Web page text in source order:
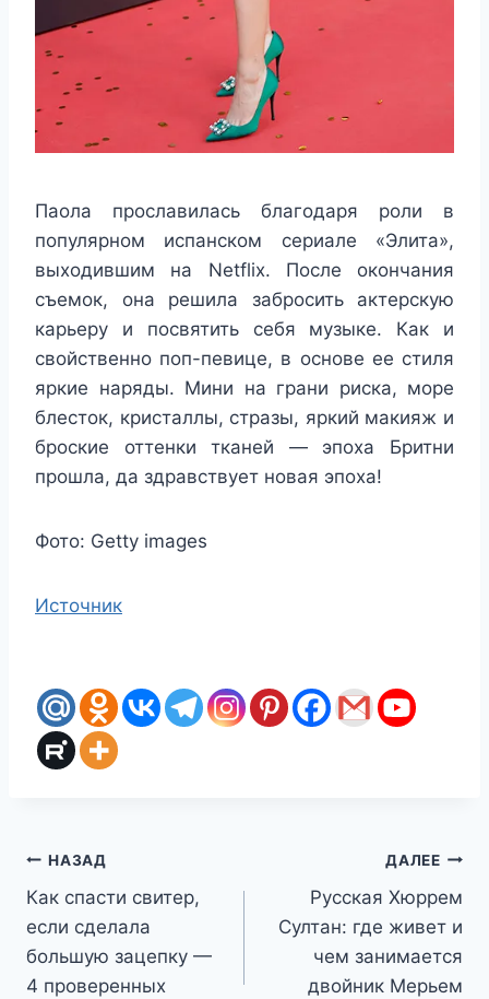
Паола прославилась благодаря роли в
популярном испанском сериале «Элита»,
выходившим на Netflix. После окончания
съемок, она решила забросить актерскую
карьеру и посвятить себя музыке. Как и
свойственно поп-певице, в основе ее стиля
яркие наряды. Мини на грани риска, море
блесток, кристаллы, стразы, яркий макияж и
броские оттенки тканей — эпоха Бритни
прошла, да здравствует новая эпоха!
Фото: Getty images
Источник
Навигация
по
записям
НАЗАД
Как спасти свитер,
если сделала
большую зацепку —
4 проверенных
ДАЛЕЕ
Русская Хюррем
Султан: где живет и
чем занимается
двойник Мерьем